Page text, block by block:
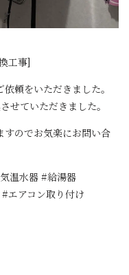
工事]
頼をいただきました。
ていただきました。
すのでお気楽にお問い合
温水器 #給湯器
エアコン取り付け